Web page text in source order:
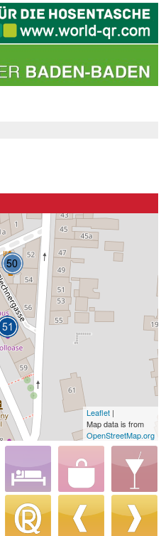
Leaflet|
Map data is from
OpenStreetMap.org